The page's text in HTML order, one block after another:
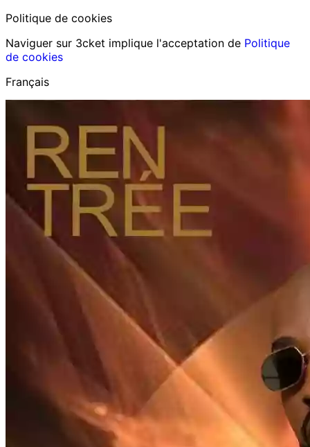
Politique de cookies
Naviguer sur 3cket implique l'acceptation de Politique
de cookies
Français